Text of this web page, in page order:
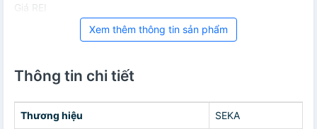
Giá REI
Xem thêm thông tin sản phẩm
Thông tin chi tiết
Thương hiệu SEKA